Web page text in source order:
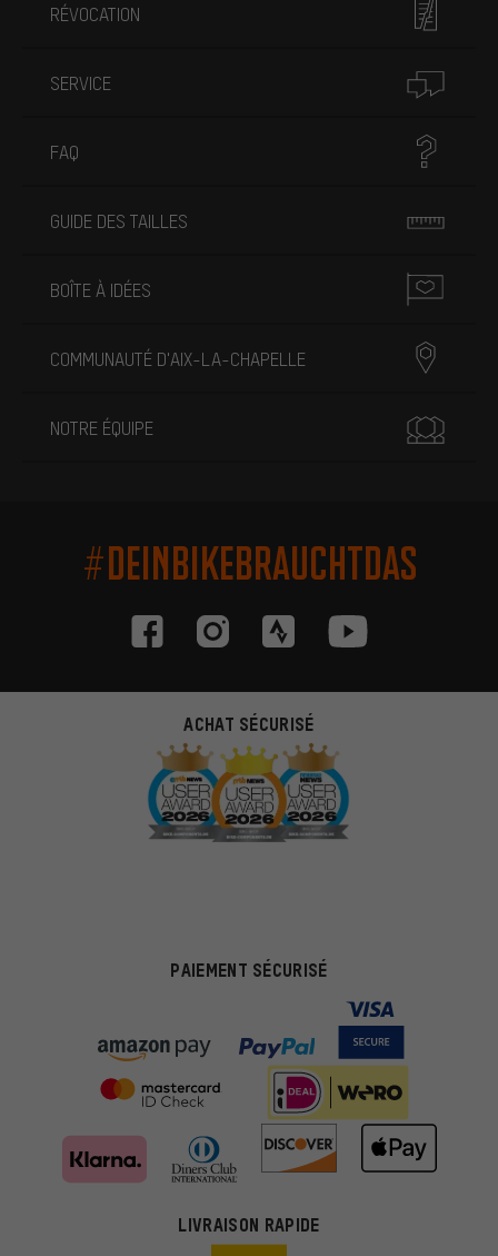
RÉVOCATION
SERVICE
FAQ
GUIDE DES TAILLES
BOÎTE À IDÉES
COMMUNAUTÉ D'AIX-LA-CHAPELLE
NOTRE ÉQUIPE
#DEINBIKEBRAUCHTDAS
ACHAT SÉCURISÉ
PAIEMENT SÉCURISÉ
LIVRAISON RAPIDE
Des offres plus adaptées
pertinentes. Les cookies de marketing nous aident à identifier tes
intérêts et à te présenter des offres et des conseils sur mesure.